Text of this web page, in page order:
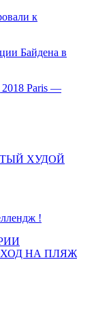
к
Байдена в
Paris —
ХУДОЙ
!
НА ПЛЯЖ